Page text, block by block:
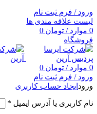
ورود / فرم ثبت نام
لیست علاقه مندی ها
0 موارد / تومان
فروشگاه
0 موارد / تومان
ورود / فرم ثبت نام
ورود ایجاد حساب کاربری
نام کاربری یا آدرس ایمیل *